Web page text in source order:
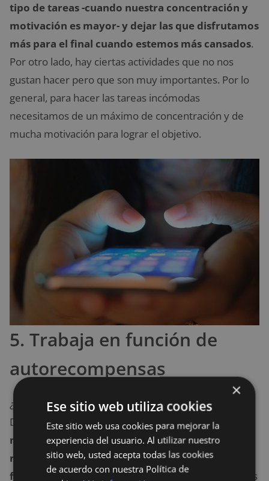
tipo de tareas -cuando nuestra concentración y
motivación es mayor- y dejar las que disfrutamos
más para el final cuando estemos más cansados.
Por otro lado, hay ciertas actividades que no nos
gustan hacer pero que son muy importantes. Por lo
general, para hacer las tareas incómodas
necesitamos de un máximo de concentración y de
mucha motivación para lograr el objetivo.
5. Trabaja en función de
autorecompensas
¿Quieres aprender acómo dejar de procrastinar
Debes
buscar la manera de mejorar tu
motivación a la hora de trabajar y con ello tus
resultados, y para lograrlo debes trabajar en
función de autorecompensas¿Pero que queremos
×
Ese sitio web utiliza cookies
Este sitio web usa cookies para mejorar la
experiencia del usuario. Al utilizar nuestro
sitio web, usted acepta todas las cookies
de acuerdo con nuestra Política de